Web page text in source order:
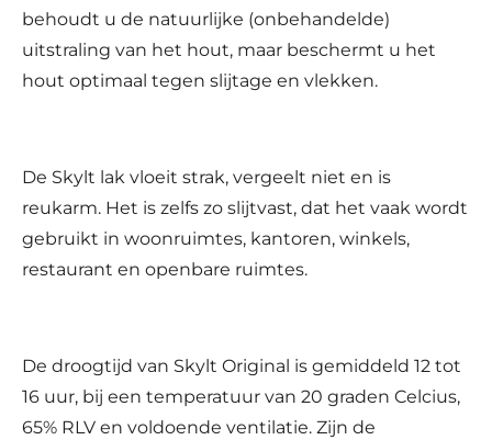
behoudt u de natuurlijke (onbehandelde)
uitstraling van het hout, maar beschermt u het
hout optimaal tegen slijtage en vlekken.
De Skylt lak vloeit strak, vergeelt niet en is
reukarm. Het is zelfs zo slijtvast, dat het vaak wordt
gebruikt in woonruimtes, kantoren, winkels,
restaurant en openbare ruimtes.
De droogtijd van Skylt Original is gemiddeld 12 tot
16 uur, bij een temperatuur van 20 graden Celcius,
65% RLV en voldoende ventilatie. Zijn de